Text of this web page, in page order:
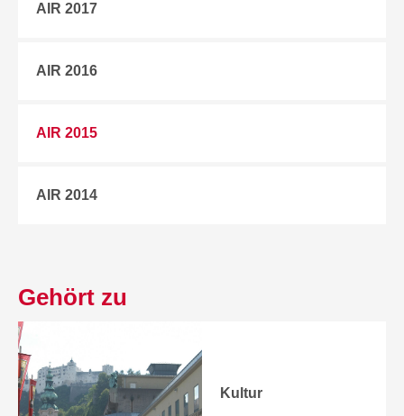
AIR 2017
AIR 2016
AIR 2015
AIR 2014
Gehört zu
Kultur